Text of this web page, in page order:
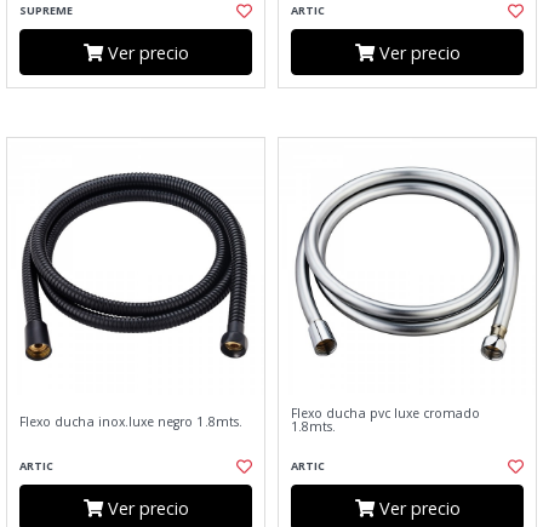
SUPREME
Ver precio
ARTIC
Ver precio
Flexo ducha inox.luxe negro 1.8mts.
ARTIC
Ver precio
Flexo ducha pvc luxe cromado
1.8mts.
ARTIC
Ver precio